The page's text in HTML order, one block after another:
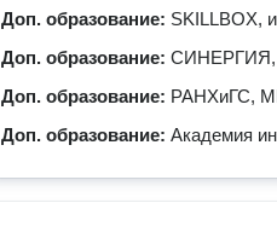
Доп. образование: SKILLBOX,
Доп. образование: СИНЕРГИЯ,
Доп. образование: РАНХиГС,
Доп. образование: Академия